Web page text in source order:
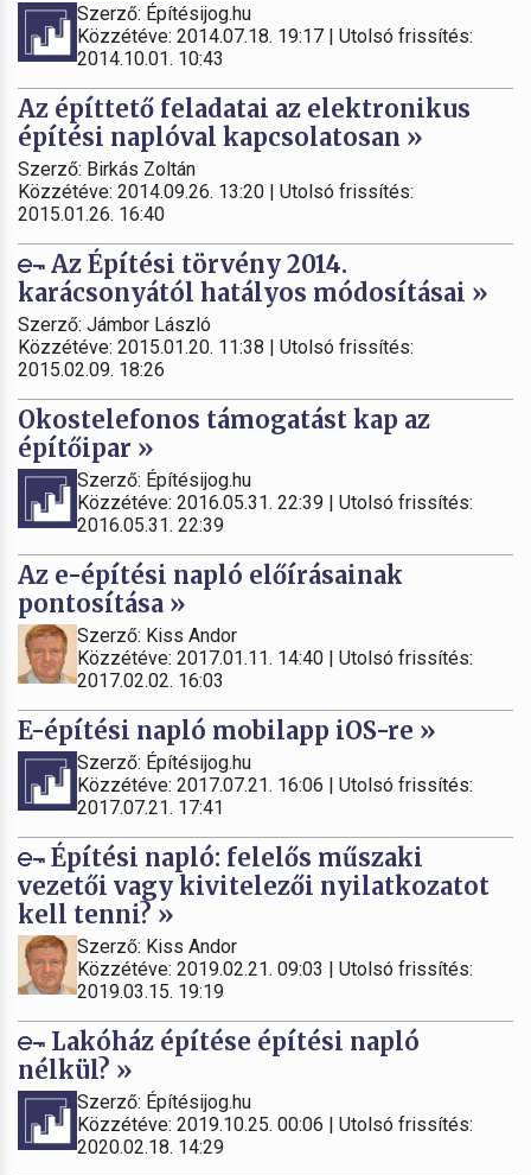
Szerző: Építésijog.hu
Közzétéve: 2014.07.18. 19:17 | Utolsó frissítés:
2014.10.01. 10:43
Az építtető feladatai az elektronikus
építési naplóval kapcsolatosan »
Szerző: Birkás Zoltán
Közzétéve: 2014.09.26. 13:20 | Utolsó frissítés:
2015.01.26. 16:40
Az Építési törvény 2014.
karácsonyától hatályos módosításai »
Szerző: Jámbor László
Közzétéve: 2015.01.20. 11:38 | Utolsó frissítés:
2015.02.09. 18:26
Okostelefonos támogatást kap az
építőipar »
Szerző: Építésijog.hu
Közzétéve: 2016.05.31. 22:39 | Utolsó frissítés:
2016.05.31. 22:39
Az e-építési napló előírásainak
pontosítása »
Szerző: Kiss Andor
Közzétéve: 2017.01.11. 14:40 | Utolsó frissítés:
2017.02.02. 16:03
E-építési napló mobilapp iOS-re »
Szerző: Építésijog.hu
Közzétéve: 2017.07.21. 16:06 | Utolsó frissítés:
2017.07.21. 17:41
Építési napló: felelős műszaki
vezetői vagy kivitelezői nyilatkozatot
kell tenni? »
Szerző: Kiss Andor
Közzétéve: 2019.02.21. 09:03 | Utolsó frissítés:
2019.03.15. 19:19
Lakóház építése építési napló
nélkül? »
Szerző: Építésijog.hu
Közzétéve: 2019.10.25. 00:06 | Utolsó frissítés:
2020.02.18. 14:29